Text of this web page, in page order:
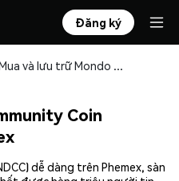
Đăng ký
Mua và lưu trữ Mondo Community Coin (MNDCC) an toàn
Coin
dễ dàng trên Phemex, sàn